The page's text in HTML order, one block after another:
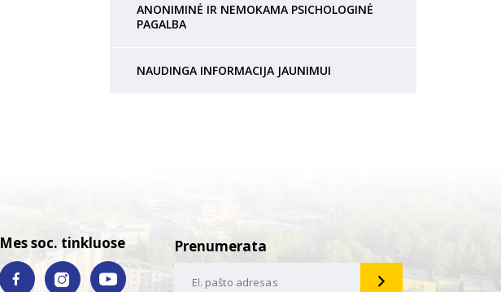
ANONIMINĖ IR NEMOKAMA PSICHOLOGINĖ
PAGALBA
NAUDINGA INFORMACIJA JAUNIMUI
Mes soc. tinkluose Prenumerata